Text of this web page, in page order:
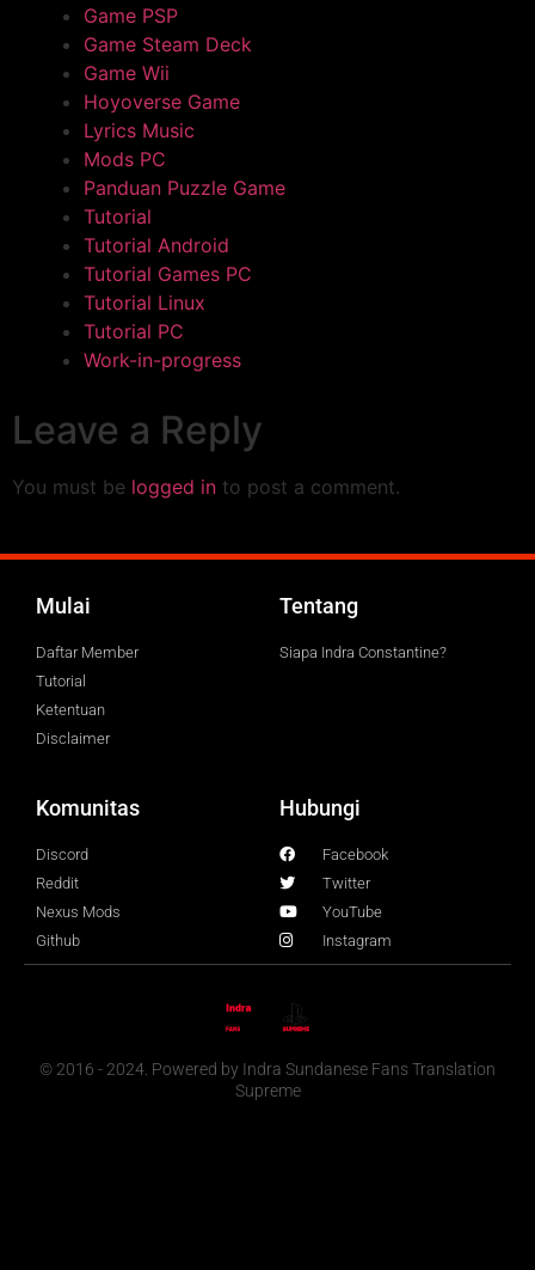
Game PSP
Game Steam Deck
Game Wii
Hoyoverse Game
Lyrics Music
Mods PC
Panduan Puzzle Game
Tutorial
Tutorial Android
Tutorial Games PC
Tutorial Linux
Tutorial PC
Work-in-progress
Leave a Reply
You must be logged in to post a comment.
Mulai
Daftar Member
Tutorial
Ketentuan
Disclaimer
Tentang
Siapa Indra Constantine?
Komunitas
Discord
Reddit
Nexus Mods
Github
Hubungi
Facebook
Twitter
YouTube
Instagram
© 2016 - 2024. Powered by Indra Sundanese Fans Translation
Supreme